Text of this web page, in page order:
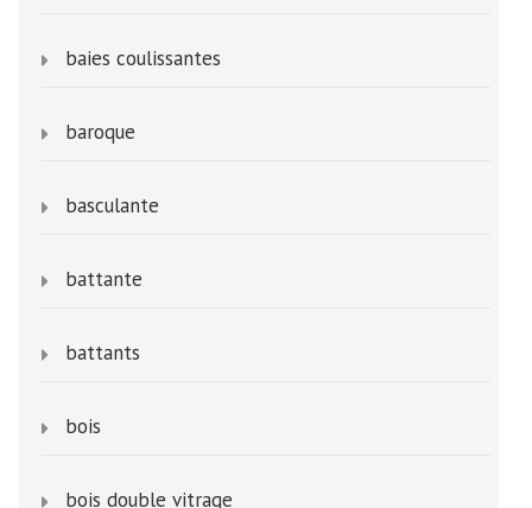
baies coulissantes
baroque
basculante
battante
battants
bois
bois double vitrage